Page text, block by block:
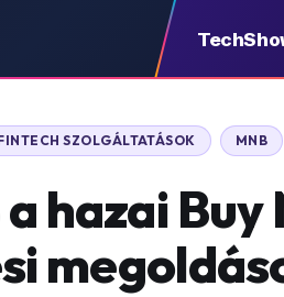
SZOLGÁLTATÁSOK MNB
hazai Buy